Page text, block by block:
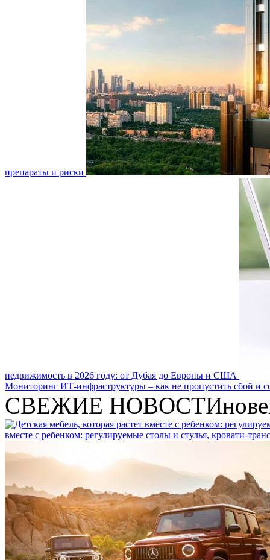
препараты и риски
недвижимость в 2026 году: от Дубая до Европы и США
Мониторинг ИТ-инфраструктуры – как не пропустить сбой и
СВЕЖИЕ НОВОСТИ
вместе с ребенком: регулируемые столы и стулья, кровати-